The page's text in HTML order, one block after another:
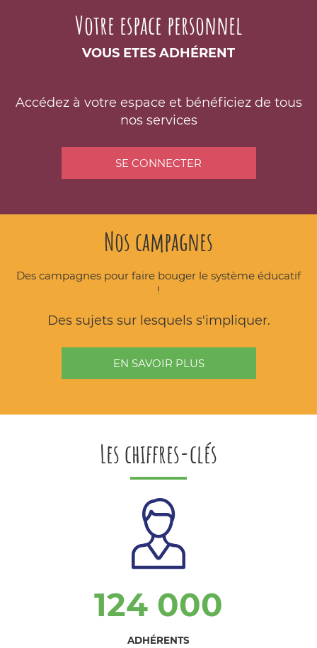
Votre espace personnel
VOUS ETES ADHÉRENT
Accédez à votre espace et bénéficiez de tous
nos services
SE CONNECTER
Nos campagnes
Des campagnes pour faire bouger le système éducatif
!
Des sujets sur lesquels s'impliquer.
EN SAVOIR PLUS
Les chiffres-clés
124 000
ADHÉRENTS